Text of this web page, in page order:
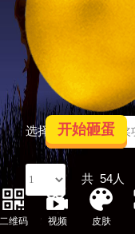
选择奖项:
共54人
开始砸蛋
维码 视频 皮肤